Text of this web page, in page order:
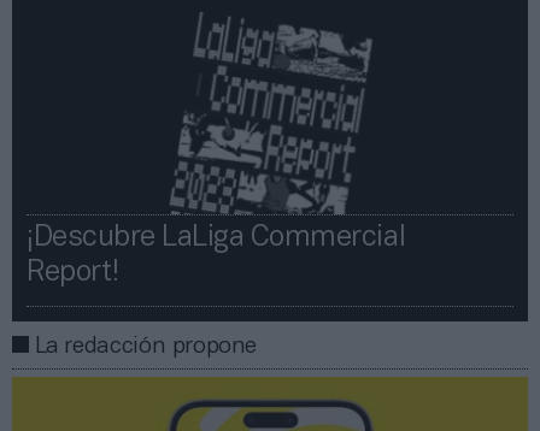
¡Descubre LaLiga Commercial
Report!​​
La redacción propone